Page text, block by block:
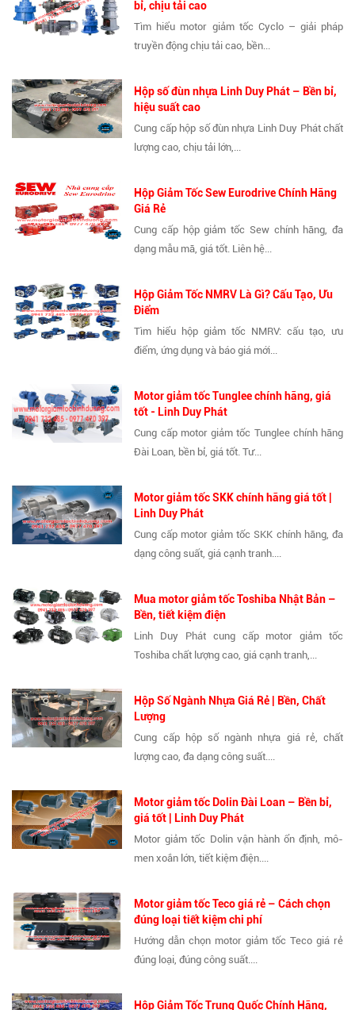
bỉ, chịu tải cao
Tìm hiểu motor giảm tốc Cyclo – giải pháp
truyền động chịu tải cao, bền...
Hộp số đùn nhựa Linh Duy Phát – Bền bỉ,
hiệu suất cao
Cung cấp hộp số đùn nhựa Linh Duy Phát chất
lượng cao, chịu tải lớn,...
Hộp Giảm Tốc Sew Eurodrive Chính Hãng
Giá Rẻ
Cung cấp hộp giảm tốc Sew chính hãng, đa
dạng mẫu mã, giá tốt. Liên hệ...
Hộp Giảm Tốc NMRV Là Gì? Cấu Tạo, Ưu
Điểm
Tìm hiểu hộp giảm tốc NMRV: cấu tạo, ưu
điểm, ứng dụng và báo giá mới...
Motor giảm tốc Tunglee chính hãng, giá
tốt - Linh Duy Phát
Cung cấp motor giảm tốc Tunglee chính hãng
Đài Loan, bền bỉ, giá tốt. Tư...
Motor giảm tốc SKK chính hãng giá tốt |
Linh Duy Phát
Cung cấp motor giảm tốc SKK chính hãng, đa
dạng công suất, giá cạnh tranh....
Mua motor giảm tốc Toshiba Nhật Bản –
Bền, tiết kiệm điện
Linh Duy Phát cung cấp motor giảm tốc
Toshiba chất lượng cao, giá cạnh tranh,...
Hộp Số Ngành Nhựa Giá Rẻ | Bền, Chất
Lượng
Cung cấp hộp số ngành nhựa giá rẻ, chất
lượng cao, đa dạng công suất....
Motor giảm tốc Dolin Đài Loan – Bền bỉ,
giá tốt | Linh Duy Phát
Motor giảm tốc Dolin vận hành ổn định, mô-
men xoắn lớn, tiết kiệm điện....
Motor giảm tốc Teco giá rẻ – Cách chọn
đúng loại tiết kiệm chi phí
Hướng dẫn chọn motor giảm tốc Teco giá rẻ
đúng loại, đúng công suất....
Hộp Giảm Tốc Trung Quốc Chính Hãng,